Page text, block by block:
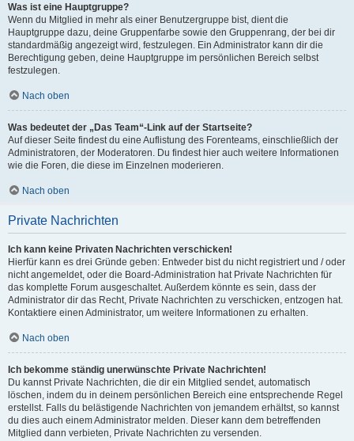
Was ist eine Hauptgruppe?
Wenn du Mitglied in mehr als einer Benutzergruppe bist, dient die
Hauptgruppe dazu, deine Gruppenfarbe sowie den Gruppenrang, der bei dir
standardmäßig angezeigt wird, festzulegen. Ein Administrator kann dir die
Berechtigung geben, deine Hauptgruppe im persönlichen Bereich selbst
festzulegen.
Nach oben
Was bedeutet der „Das Team“-Link auf der Startseite?
Auf dieser Seite findest du eine Auflistung des Forenteams, einschließlich der
Administratoren, der Moderatoren. Du findest hier auch weitere Informationen
wie die Foren, die diese im Einzelnen moderieren.
Nach oben
Private Nachrichten
Ich kann keine Privaten Nachrichten verschicken!
Hierfür kann es drei Gründe geben: Entweder bist du nicht registriert und / oder
nicht angemeldet, oder die Board-Administration hat Private Nachrichten für
das komplette Forum ausgeschaltet. Außerdem könnte es sein, dass der
Administrator dir das Recht, Private Nachrichten zu verschicken, entzogen hat.
Kontaktiere einen Administrator, um weitere Informationen zu erhalten.
Nach oben
Ich bekomme ständig unerwünschte Private Nachrichten!
Du kannst Private Nachrichten, die dir ein Mitglied sendet, automatisch
löschen, indem du in deinem persönlichen Bereich eine entsprechende Regel
erstellst. Falls du belästigende Nachrichten von jemandem erhältst, so kannst
du dies auch einem Administrator melden. Dieser kann dem betreffenden
Mitglied dann verbieten, Private Nachrichten zu versenden.